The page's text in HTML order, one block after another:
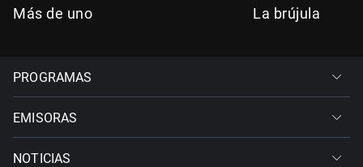
Más de uno La brújula
PROGRAMAS
EMISORAS
NOTICIAS